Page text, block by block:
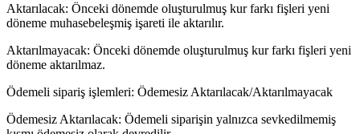
Aktarılacak: Önceki dönemde oluşturulmuş kur farkı fişleri yeni
döneme muhasebeleşmiş işareti ile aktarılır.
Aktarılmayacak: Önceki dönemde oluşturulmuş kur farkı fişleri yeni
döneme aktarılmaz.
Ödemeli sipariş işlemleri: Ödemesiz Aktarılacak/Aktarılmayacak
Ödemesiz Aktarılacak: Ödemeli siparişin yalnızca sevkedilmemiş